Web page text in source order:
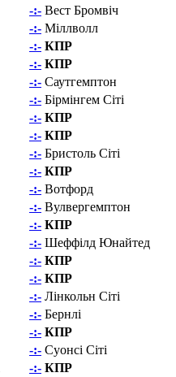
-:- Вест Бромвіч
-:- Міллволл
-:- КПР
-:- КПР
-:- Саутгемптон
-:- Бірмінгем Сіті
-:- КПР
-:- КПР
-:- Бристоль Сіті
-:- КПР
-:- Вотфорд
-:- Вулвергемптон
-:- КПР
-:- Шеффілд Юнайтед
-:- КПР
-:- КПР
-:- Лінкольн Сіті
-:- Бернлі
-:- КПР
-:- Суонсі Сіті
-:- КПР